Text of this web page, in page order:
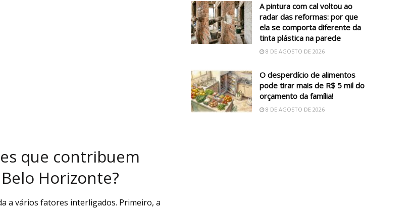
que contribuem
Horizonte?
a vários fatores interligados. Primeiro, a
A pintura com cal voltou ao
radar das reformas: por que
ela se comporta diferente da
tinta plástica na parede
8 DE AGOSTO DE 2026
O desperdício de alimentos
pode tirar mais de R$ 5 mil do
orçamento da família!
8 DE AGOSTO DE 2026